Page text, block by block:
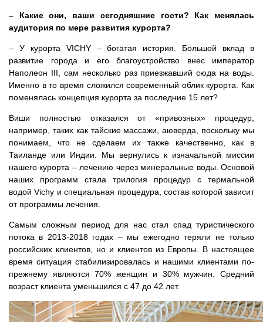
– Какие они, ваши сегодняшние гости? Как менялась
аудитория по мере развития курорта?
– У курорта VICHY – богатая история. Большой вклад в
развитие города и его благоустройство внес император
Наполеон III, сам несколько раз приезжавший сюда на воды.
Именно в то время сложился современный облик курорта. Как
поменялась концепция курорта за последние 15 лет?
Виши полностью отказался от «привозных» процедур,
например, таких как тайские массажи, аюверда, поскольку мы
понимаем, что не сделаем их также качественно, как в
Таиланде или Индии. Мы вернулись к изначальной миссии
нашего курорта – лечению через минеральные воды. Основой
наших программ стала трилогия процедур с термальной
водой Vichy и специальная процедура, состав которой зависит
от программы лечения.
Самым сложным период для нас стал спад туристического
потока в 2013-2018 годах – мы ежегодно теряли не только
российских клиентов, но и клиентов из Европы. В настоящее
время ситуация стабилизировалась и нашими клиентами по-
прежнему являются 70% женщин и 30% мужчин. Средний
возраст клиента уменьшился с 47 до 42 лет.